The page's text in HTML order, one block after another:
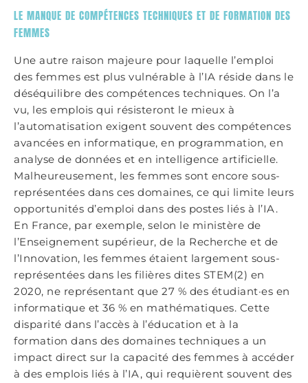
LE MANQUE DE COMPÉTENCES TECHNIQUES ET DE FORMATION DES
FEMMES
Une autre raison majeure pour laquelle l’emploi
des femmes est plus vulnérable à l’IA réside dans le
déséquilibre des compétences techniques. On l’a
vu, les emplois qui résisteront le mieux à
l’automatisation exigent souvent des compétences
avancées en informatique, en programmation, en
analyse de données et en intelligence artificielle.
Malheureusement, les femmes sont encore sous-
représentées dans ces domaines, ce qui limite leurs
opportunités d’emploi dans des postes liés à l’IA.
En France, par exemple, selon le ministère de
l’Enseignement supérieur, de la Recherche et de
l’Innovation, les femmes étaient largement sous-
représentées dans les filières dites STEM(2) en
2020, ne représentant que 27 % des étudiant·es en
informatique et 36 % en mathématiques. Cette
disparité dans l’accès à l’éducation et à la
formation dans des domaines techniques a un
impact direct sur la capacité des femmes à accéder
à des emplois liés à l’IA, qui requièrent souvent des